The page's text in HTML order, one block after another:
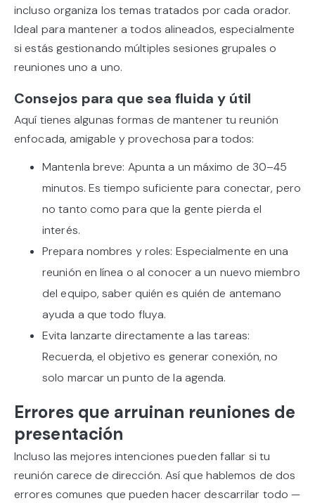
incluso organiza los temas tratados por cada orador.
Ideal para mantener a todos alineados, especialmente
si estás gestionando múltiples sesiones grupales o
reuniones uno a uno.
Consejos para que sea fluida y útil
Aquí tienes algunas formas de mantener tu reunión
enfocada, amigable y provechosa para todos:
Mantenla breve: Apunta a un máximo de 30–45
minutos. Es tiempo suficiente para conectar, pero
no tanto como para que la gente pierda el
interés.
Prepara nombres y roles: Especialmente en una
reunión en línea o al conocer a un nuevo miembro
del equipo, saber quién es quién de antemano
ayuda a que todo fluya.
Evita lanzarte directamente a las tareas:
Recuerda, el objetivo es generar conexión, no
solo marcar un punto de la agenda.
Errores que arruinan reuniones de
presentación
Incluso las mejores intenciones pueden fallar si tu
reunión carece de dirección. Así que hablemos de dos
errores comunes que pueden hacer descarrilar todo —